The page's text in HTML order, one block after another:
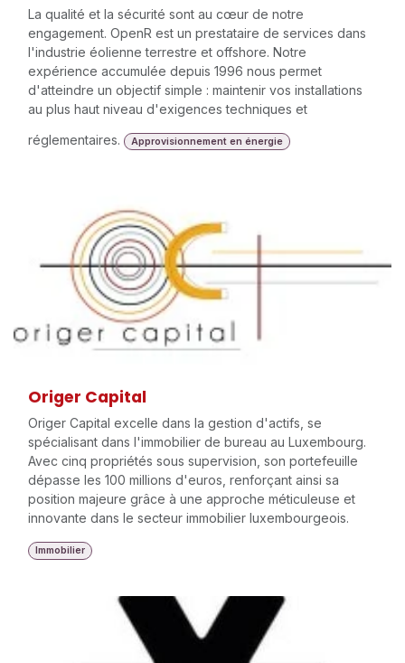
La qualité et la sécurité sont au cœur de notre
engagement. OpenR est un prestataire de services dans
l'industrie éolienne terrestre et offshore. Notre
expérience accumulée depuis 1996 nous permet
d'atteindre un objectif simple : maintenir vos installations
au plus haut niveau d'exigences techniques et
réglementaires.
Approvisionnement en énergie
Origer Capital
Origer Capital excelle dans la gestion d'actifs, se
spécialisant dans l'immobilier de bureau au Luxembourg.
Avec cinq propriétés sous supervision, son portefeuille
dépasse les 100 millions d'euros, renforçant ainsi sa
position majeure grâce à une approche méticuleuse et
innovante dans le secteur immobilier luxembourgeois.
Immobilier